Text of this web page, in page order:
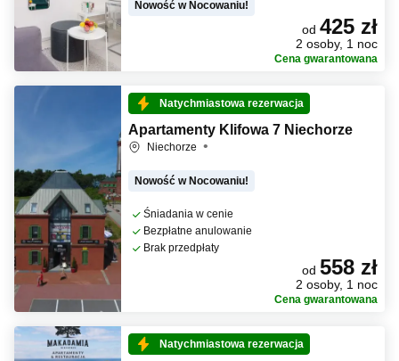
Nowość w Nocowaniu!
od 425 zł
2 osoby, 1 noc
Cena gwarantowana
Natychmiastowa rezerwacja
Apartamenty Klifowa 7 Niechorze
Niechorze
Nowość w Nocowaniu!
Śniadania w cenie
Bezpłatne anulowanie
Brak przedpłaty
od 558 zł
2 osoby, 1 noc
Cena gwarantowana
Natychmiastowa rezerwacja